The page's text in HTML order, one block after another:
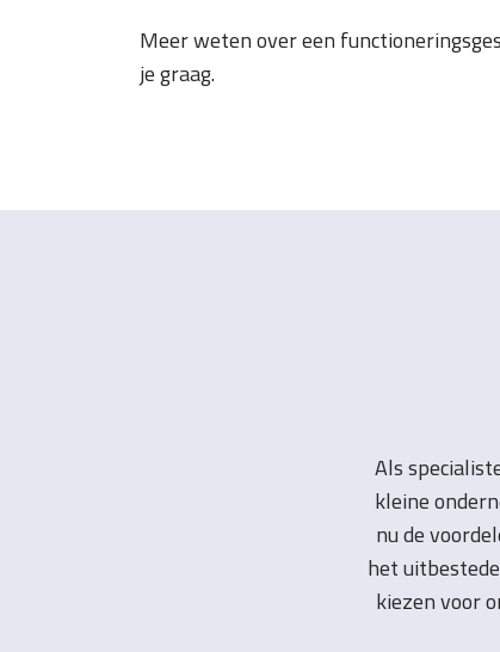
Meer weten over een
je graag.
Als
kleine
nu de
het
kiezen voor